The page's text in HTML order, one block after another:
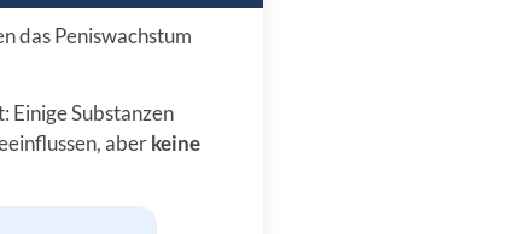
das Peniswachstum
Einige Substanzen
aberkeine